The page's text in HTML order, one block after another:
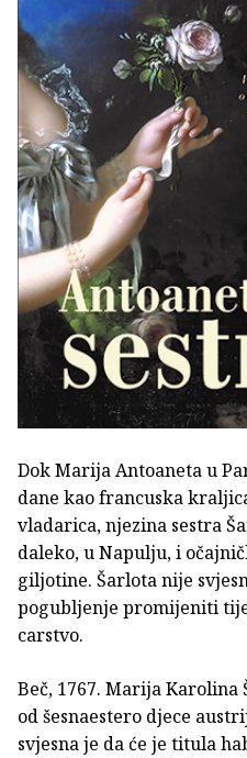
Dok Marija Antoaneta u
dane kao francuska
vladarica, njezina sestra
daleko, u Napulju, i
giljotine. Šarlota nije
pogubljenje promijeniti
carstvo.
Beč, 1767. Marija Karolina
od šesnaestero djece
svjesna je da će je titula